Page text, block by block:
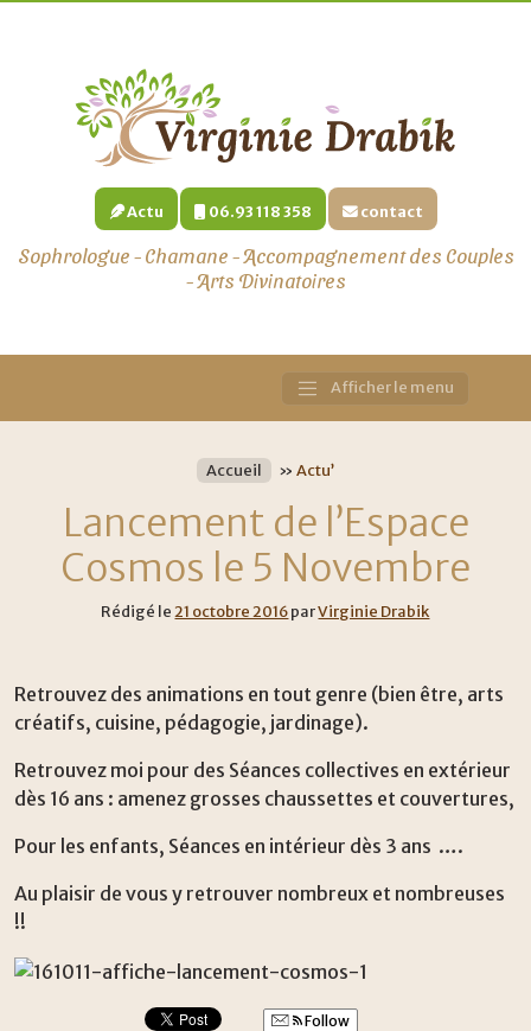
Actu 06.93 118 358 contact
Sophrologue - Chamane - Accompagnement des Couples
- Arts Divinatoires
Navigation
Afficher le menu
Accueil » Actu’
Lancement de l’Espace
Cosmos le 5 Novembre
Rédigé le21 octobre 2016parVirginie Drabik
Retrouvez des animations en tout genre (bien être, arts
créatifs, cuisine, pédagogie, jardinage).
Retrouvez moi pour des Séances collectives en extérieur
dès 16 ans : amenez grosses chaussettes et couvertures,
Pour les enfants, Séances en intérieur dès 3 ans ….
Au plaisir de vous y retrouver nombreux et nombreuses
!!
Follow